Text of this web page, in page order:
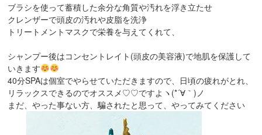
ブラシを使って蓄積した余分な角質や汚れを浮き立たせ
クレンザーで頭皮の汚れや皮脂を洗浄
トリートメントマスクで栄養を与えてくれて、
シャンプー後はコンセントレイト(頭皮の美容液)で地肌を保護して
いきます
40分SPAは個室でやらせていただきますので、日頃の疲れがとれ、
リラックスできるのでオススメ♡♡ですよヽ(*´∀｀)ノ
まだ、やった事ない方、騙されたと思って、やってみてください